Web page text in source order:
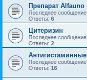
Препарат Alfauno
Последнее сообщение
Ответы: 6
Цитеризин
Последнее сообщение
Ответы: 2
Последнее сообщение
Ответы: 16